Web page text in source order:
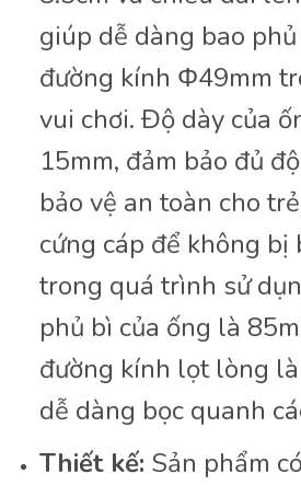
giúp dễ dàng bao
đường kính Φ49mm
vui chơi. Độ dày của
15mm, đảm bảo đủ
bảo vệ an toàn cho
cứng cáp để không bị
trong quá trình sử
phủ bì của ống là
đường kính lọt lòng
dễ dàng bọc quanh
Thiết kế: Sản phẩm